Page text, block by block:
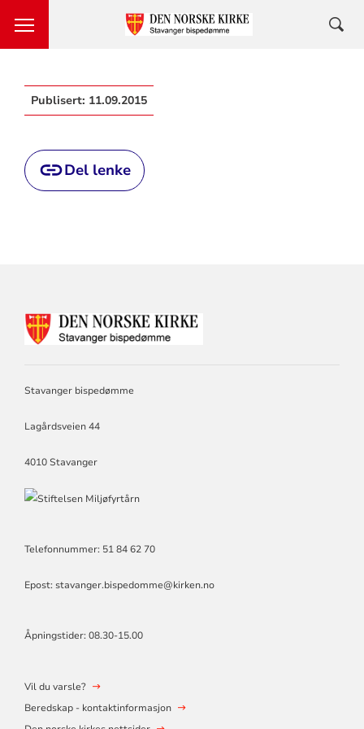
Publisert: 11.09.2015
Del lenke
Stavanger bispedømme
Lagårdsveien 44
4010 Stavanger
Telefonnummer: 51 84 62 70
Epost: stavanger.bispedomme@kirken.no
Åpningstider: 08.30-15.00
Vil du varsle?
Beredskap - kontaktinformasjon